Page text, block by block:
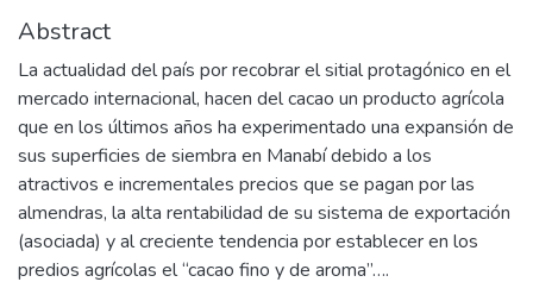
Abstract
La actualidad del país por recobrar el sitial protagónico en el
mercado internacional, hacen del cacao un producto agrícola
que en los últimos años ha experimentado una expansión de
sus superficies de siembra en Manabí debido a los
atractivos e incrementales precios que se pagan por las
almendras, la alta rentabilidad de su sistema de exportación
(asociada) y al creciente tendencia por establecer en los
predios agrícolas el “cacao fino y de aroma”….